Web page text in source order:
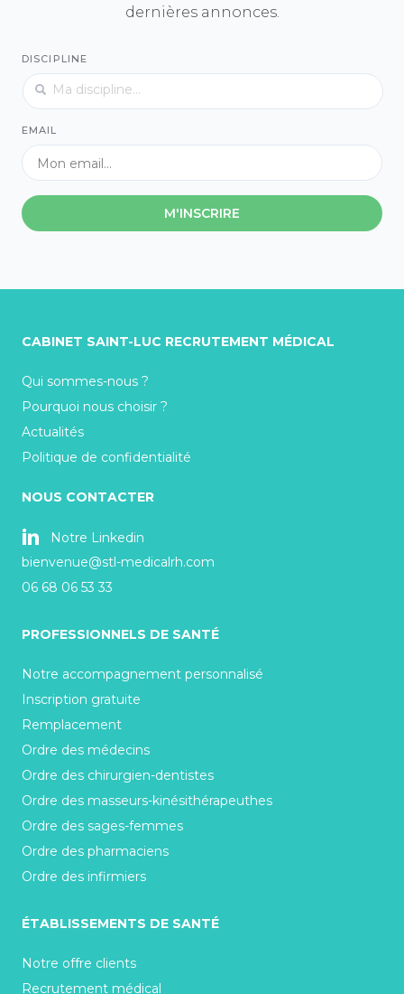
dernières annonces.
DISCIPLINE
EMAIL
M'INSCRIRE
CABINET SAINT-LUC RECRUTEMENT MÉDICAL
Qui sommes-nous ?
Pourquoi nous choisir ?
Actualités
Politique de confidentialité
NOUS CONTACTER
Notre Linkedin
bienvenue@stl-medicalrh.com
06 68 06 53 33
PROFESSIONNELS DE SANTÉ
Notre accompagnement personnalisé
Inscription gratuite
Remplacement
Ordre des médecins
Ordre des chirurgien-dentistes
Ordre des masseurs-kinésithérapeuthes
Ordre des sages-femmes
Ordre des pharmaciens
Ordre des infirmiers
ÉTABLISSEMENTS DE SANTÉ
Notre offre clients
Recrutement médical